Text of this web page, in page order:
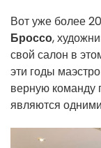
Вот уже более
Броссо,
свой салон в
эти годы
верную команду
являются